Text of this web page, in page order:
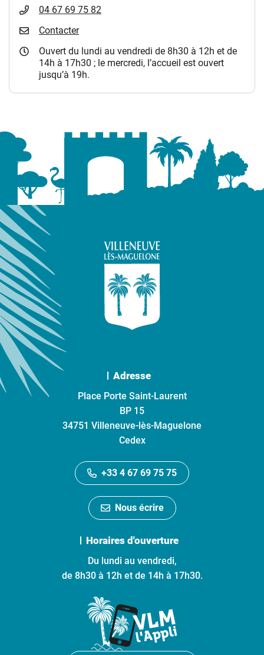
04 67 69 75 82
Contacter
Ouvert du lundi au vendredi de 8h30 à 12h et de
14h à 17h30 ; le mercredi, l’accueil est ouvert
jusqu’à 19h.
Adresse
Place Porte Saint-Laurent
BP 15
34751 Villeneuve-lès-Maguelone
Cedex
+33 4 67 69 75 75
Nous écrire
Horaires d'ouverture
Du lundi au vendredi,
de 8h30 à 12h et de 14h à 17h30.